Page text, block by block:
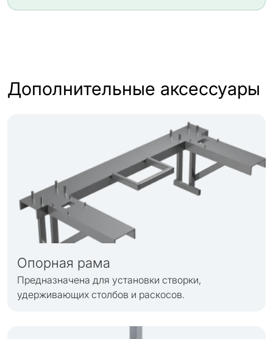
Дополнительные аксессуары
Опорная рама
Предназначена для установки створки,
удерживающих столбов и раскосов.